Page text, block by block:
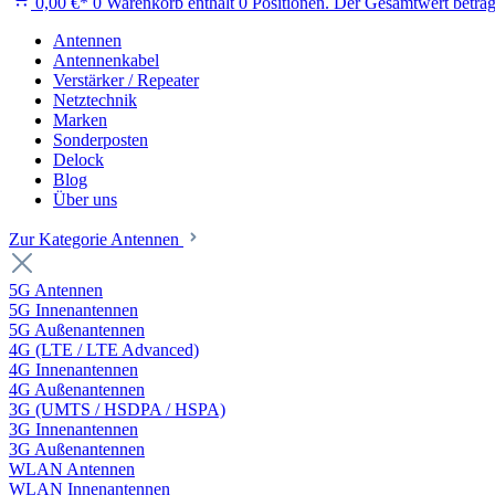
Antennen
Antennenkabel
Verstärker / Repeater
Netztechnik
Marken
Sonderposten
Delock
Blog
Über uns
Zur Kategorie Antennen
5G Antennen
5G Innenantennen
5G Außenantennen
4G (LTE / LTE Advanced)
4G Innenantennen
4G Außenantennen
3G (UMTS / HSDPA / HSPA)
3G Innenantennen
3G Außenantennen
WLAN Antennen
WLAN Innenantennen